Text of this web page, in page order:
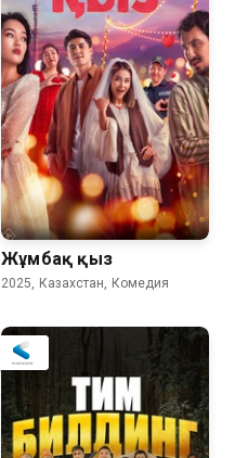
Жұмбақ қыз
2025, Казахстан, Комедия